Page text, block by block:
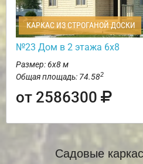
КАРКАС ИЗ СТРОГАНОЙ ДОСКИ
№23 Дом в 2 этажа 6х8
Размер: 6х8 м
Общая площадь: 74.582
от 2586300
Садовые